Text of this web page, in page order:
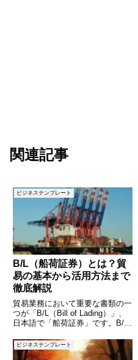
関連記事
ビジネステンプレート
B/L（船荷証券）とは？貿
易の基本から活用方法まで
徹底解説
貿易業務において重要な書類の一
つが「B/L（Bill of Lading）」、
日本語で「船荷証券」です。B/L
て機能し、国際貿易の円滑な運営
に不可欠な役割を果たします。し
ビジネステンプレート